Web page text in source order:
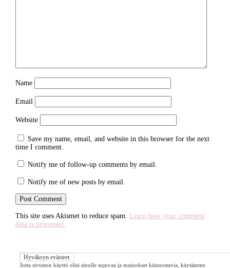
Name
Email
Website
Save my name, email, and website in this browser for the next
time I comment.
Notify me of follow-up comments by email.
Notify me of new posts by email.
This site uses Akismet to reduce spam. Learn how your comment
data is processed.
Jotta sivuston käyttö olisi sinulle sujuvaa ja mainokset kiinnostavia, käytämme